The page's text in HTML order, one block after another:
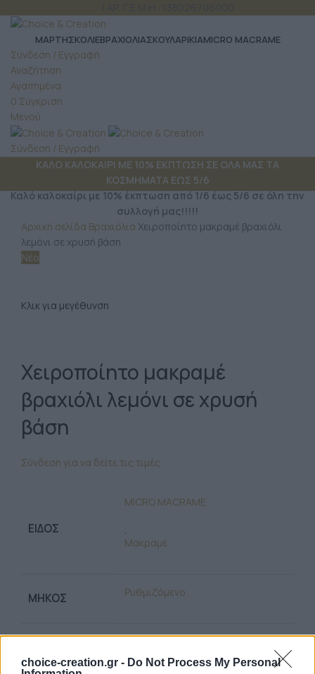
choice-creation.gr - Do Not Process My Personal
ΜΆΡΤΗΣΚΟΛΙΕΒΡΑΧΙΟΛΙΑΣΚΟΥΛΑΡΙΚΙΑMICRO MACRAME
Σύνδεση / Εγγραφή
Αναζήτηση
Αγαπημένα
0 Σύγκριση
Μενού
Σύνδεση / Εγγραφή
ΚΑΛΟ ΚΑΛΟΚΑΙΡΙ ΜΕ 10% ΕΚΠΤΩΣΗ ΣΕ ΟΛΑ ΜΑΣ ΤΑ
ΚΟΣΜΗΜΑΤΑ ΕΩΣ 5/6
Καλό καλοκαίρι με 10% έκπτωση από 1/6 έως 5/6 σε όλη την
συλλογή μας!!!!!
Αρχική σελίδα Βραχιόλια Χειροποίητο μακραμέ βραχιόλι
λεμόνι σε χρυσή βάση
Νέο
Κλικ για μεγέθυνση
Χειροποίητο μακραμέ
βραχιόλι λεμόνι σε χρυσή
βάση
Σύνδεση για να δείτε τις τιμές
ΕΊΔΟΣ
MICRO MACRAME
Μακραμέ
ΜΉΚΟΣ Ρυθμιζόμενο
ΚΟΡΔΟΝΙ 0.8MM